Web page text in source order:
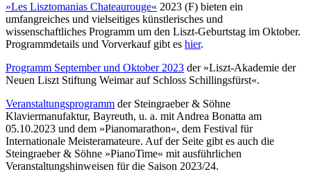
»Les Lisztomanias Chateaurouge« 2023 (F) bieten ein
umfangreiches und vielseitiges künstlerisches und
wissenschaftliches Programm um den Liszt-Geburtstag im Oktober.
Programmdetails und Vorverkauf gibt es hier.
Programm September und Oktober 2023 der »Liszt-Akademie der
Neuen Liszt Stiftung Weimar auf Schloss Schillingsfürst«.
Veranstaltungsprogramm der Steingraeber & Söhne
Klaviermanufaktur, Bayreuth, u. a. mit Andrea Bonatta am
05.10.2023 und dem »Pianomarathon«, dem Festival für
Internationale Meisteramateure. Auf der Seite gibt es auch die
Steingraeber & Söhne »PianoTime« mit ausführlichen
Veranstaltungshinweisen für die Saison 2023/24.